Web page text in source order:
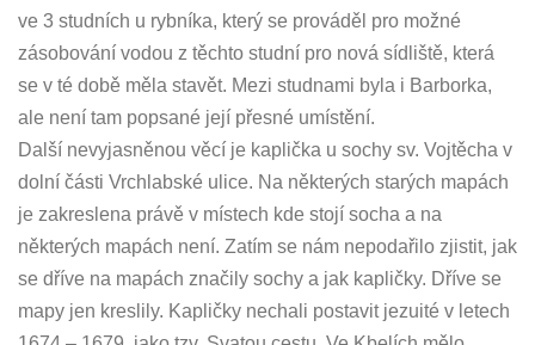
ve 3 studních u rybníka, který se prováděl pro možné
zásobování vodou z těchto studní pro nová sídliště, která
se v té době měla stavět. Mezi studnami byla i Barborka,
ale není tam popsané její přesné umístění.
Další nevyjasněnou věcí je kaplička u sochy sv. Vojtěcha v
dolní části Vrchlabské ulice. Na některých starých mapách
je zakreslena právě v místech kde stojí socha a na
některých mapách není. Zatím se nám nepodařilo zjistit, jak
se dříve na mapách značily sochy a jak kapličky. Dříve se
mapy jen kreslily. Kapličky nechali postavit jezuité v letech